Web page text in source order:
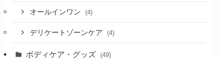
オールインワン (4)
デリケートゾーンケア (4)
ボディケア・グッズ (49)